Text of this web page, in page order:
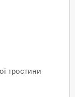
тростини